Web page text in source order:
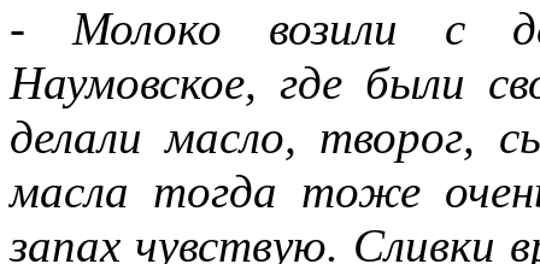
- Молоко возили с
Наумовское, где были
делали масло, творог,
масла тогда тоже
запах чувствую. Сливки